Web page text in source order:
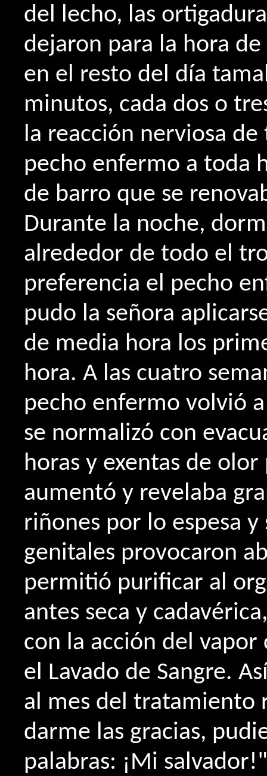
del lecho, las
dejaron para la hora
en el resto del día
minutos, cada dos o
la reacción nerviosa
pecho enfermo a toda
de barro que se
Durante la noche,
alrededor de todo el
preferencia el pecho
pudo la señora
de media hora los
hora. A las cuatro
pecho enfermo volvió
se normalizó con
horas y exentas de
aumentó y revelaba
riñones por lo espesa
genitales provocaron
permitió purificar al
antes seca y
con la acción del
el Lavado de Sangre.
al mes del tratamiento
darme las gracias,
palabras: ¡Mi salvador!"